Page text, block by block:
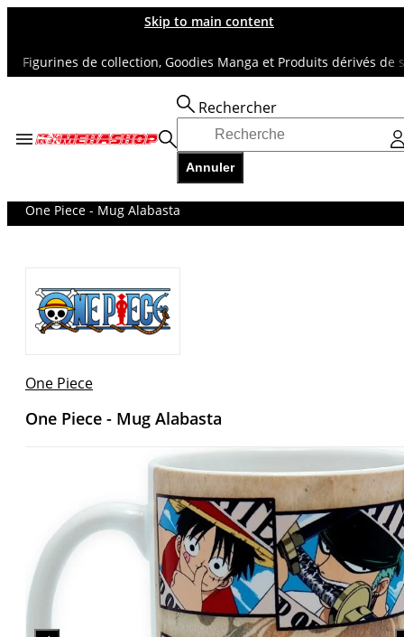
Skip to main content
de collection, Goodies Manga et Produits dérivés de
Rechercher
Annuler
Accueil
One Piece - Mug Alabasta
One Piece
One Piece - Mug Alabasta